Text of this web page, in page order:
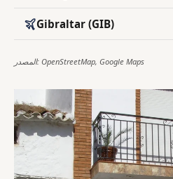
Gibraltar (GIB)
المصدر: OpenStreetMap, Google Maps